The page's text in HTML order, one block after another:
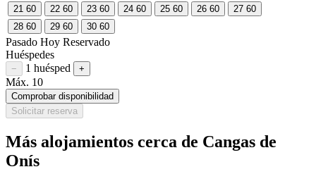
21 60 22 60 23 60 24 60 25 60 26 60 27 60
28 60 29 60 30 60
Pasado Hoy Reservado
Huéspedes
Restar huésped
− 1 huésped Sumar huésped
+
Máx. 10
Comprobar disponibilidad
Solicitar reserva
Más alojamientos cerca de Cangas de
Onís